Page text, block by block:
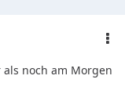
noch am Morgen